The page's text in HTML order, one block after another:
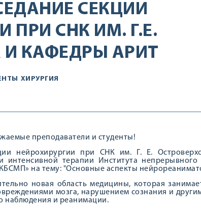
СЕКЦИИ
ПРИ СНК ИМ. Г.Е.
И КАФЕДРЫ АРИТ
ХИРУРГИЯ
преподаватели и студенты!
нейрохирургии при СНК им. Г. Е.
интенсивной терапии Института
на тему: "Основные аспекты
новая область медицины, которая
мозга, нарушением сознания и
наблюдения и реанимации.